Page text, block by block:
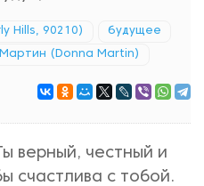
Hills, 90210) будущее
(Donna Martin)
верный, честный и
счастлива с тобой.